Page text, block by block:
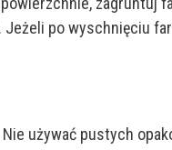
po wyschnięciu
używać pustych